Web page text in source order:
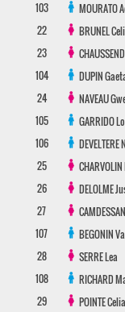
103
MOURATO
22
BRUNEL
23
104
DUPIN
24
NAVEAU
105
GARRIDO
106
DEVELTERE
25
CHARVOLIN
26
DELOLME
27
107
BEGONIN
28
SERRELea
108
RICHARD
29
POINTECelia